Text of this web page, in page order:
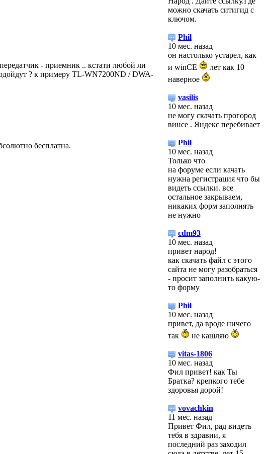
- приемник .. кстати любой ли
? к примеру TL-WN7200ND / DWA-
бесплатна.
можно скачать ситигид с
ключом.
Phil
10 мес. назад
он настолько устарел, как
и winCE
лет как 10
наверное
vasilis
10 мес. назад
не могу скачать прогород
винсе . Яндекс перебивает
Phil
10 мес. назад
Только что
на форуме если качать
нужна регистрация что бы
видеть ссылки. все
остальное закрываем,
никаких форм заполнять
не нужно
cdm93
10 мес. назад
привет народ!
как скачать файл с этого
сайта не могу разобраться
- просит заполнить какую-
то форму
Phil
10 мес. назад
привет, да вроде ничего
так
не кашляю
vitas-1806
10 мес. назад
Фил привет! как Ты
Братка? крепкого тебе
здоровья дорой!
vovachkin
11 мес. назад
Привет Фил, рад видеть
тебя в здравии, я
последний раз заходил